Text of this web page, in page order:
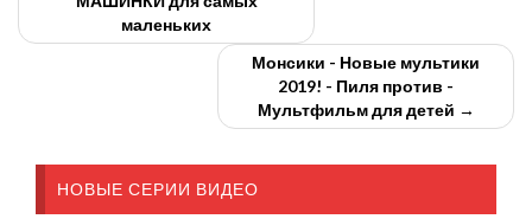
маленьких
Монсики - Новые мультики
2019! - Пиля против -
Мультфильм для детей →
НОВЫЕ СЕРИИ ВИДЕО